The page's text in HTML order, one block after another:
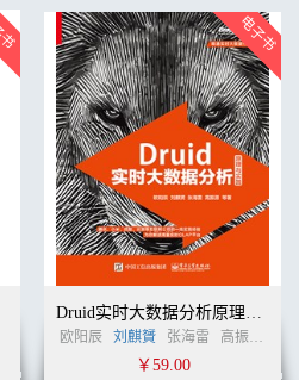
Druid实时大数据分析原理与实践
欧阳辰 刘麒贇 张海雷 高振源
￥59.00